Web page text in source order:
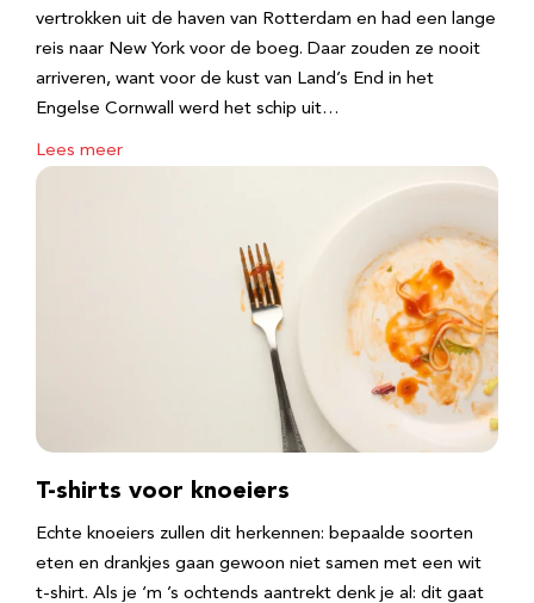
vertrokken uit de haven van Rotterdam en had een lange
reis naar New York voor de boeg. Daar zouden ze nooit
arriveren, want voor de kust van Land’s End in het
Engelse Cornwall werd het schip uit…
Lees meer
T-shirts voor knoeiers
Echte knoeiers zullen dit herkennen: bepaalde soorten
eten en drankjes gaan gewoon niet samen met een wit
t-shirt. Als je ‘m ’s ochtends aantrekt denk je al: dit gaat